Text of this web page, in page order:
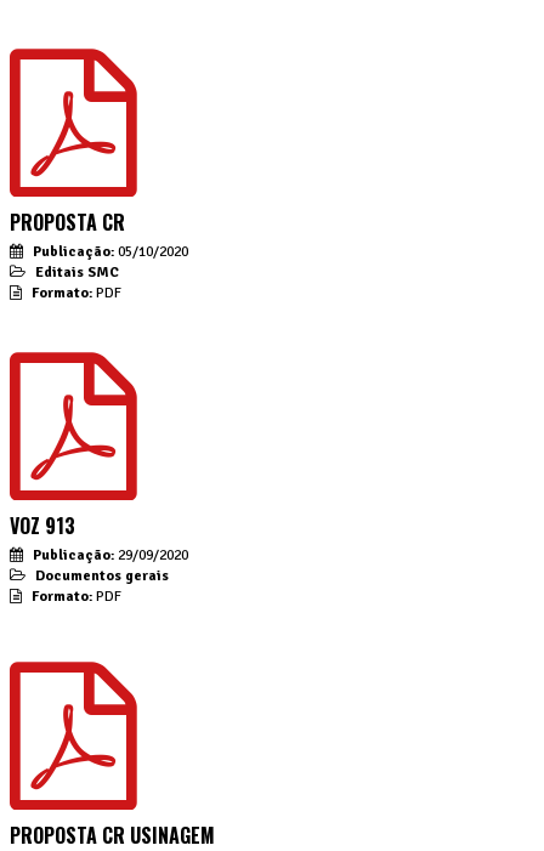
PROPOSTA CR
Publicação: 05/10/2020
Editais SMC
Formato: PDF
VOZ 913
Publicação: 29/09/2020
Documentos gerais
Formato: PDF
PROPOSTA CR USINAGEM